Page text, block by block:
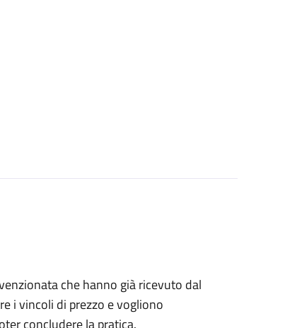
che hanno già ricevuto dal
i vincoli di prezzo e vogliono
concludere la pratica.